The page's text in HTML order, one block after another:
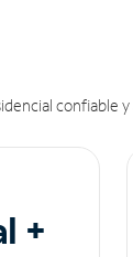
confiable y
+